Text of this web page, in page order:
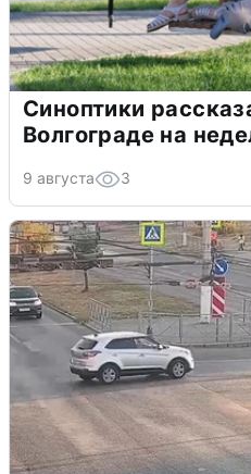
Синоптики
Волгограде на
9 августа 3